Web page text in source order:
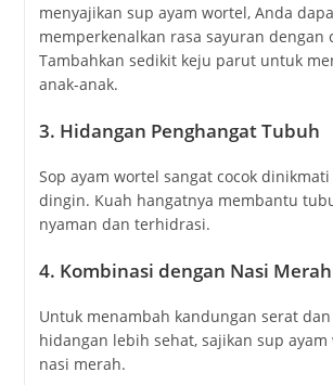
menyajikan sup ayam wortel, Anda
memperkenalkan rasa sayuran dengan
Tambahkan sedikit keju parut untuk
anak-anak.
3. Hidangan Penghangat Tubuh
Sop ayam wortel sangat cocok dinikmati
dingin. Kuah hangatnya membantu
nyaman dan terhidrasi.
4. Kombinasi dengan Nasi Merah
Untuk menambah kandungan serat
hidangan lebih sehat, sajikan sup
nasi merah.